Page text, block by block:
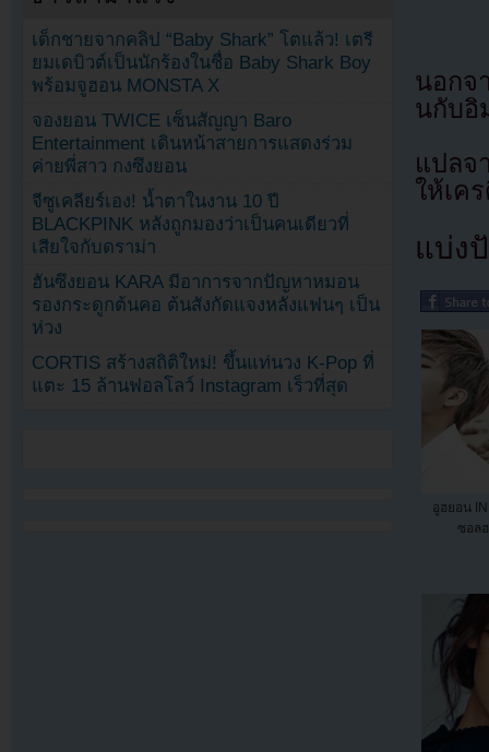
นอกจ
นกับอิ
แปล
ให้เค
แบ่ง
อูฮยอน
ซอล
เด็กชายจากคลิป “Baby Shark” โตแล้ว! เตรี
ยมเดบิวต์เป็นนักร้องในชื่อ Baby Shark Boy
พร้อมจูฮอน MONSTA X
จองยอน TWICE เซ็นสัญญา Baro
Entertainment เดินหน้าสายการแสดงร่วม
ค่ายพี่สาว กงซึงยอน
จีซูเคลียร์เอง! น้ำตาในงาน 10 ปี
BLACKPINK หลังถูกมองว่าเป็นคนเดียวที่
เสียใจกับดราม่า
ฮันซึงยอน KARA มีอาการจากปัญหาหมอน
รองกระดูกต้นคอ ต้นสังกัดแจงหลังแฟนๆ เป็น
ห่วง
CORTIS สร้างสถิติใหม่! ขึ้นแท่นวง K-Pop ที่
แตะ 15 ล้านฟอลโลว์ Instagram เร็วที่สุด